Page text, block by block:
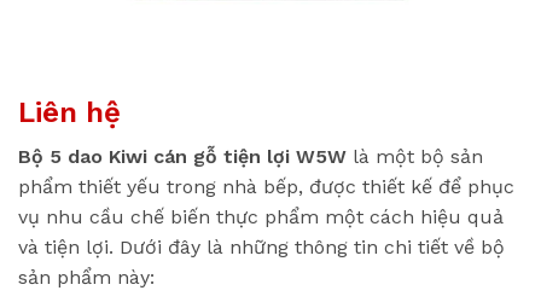
Liên hệ
Bộ 5 dao Kiwi cán gỗ tiện lợi W5W là một bộ sản
phẩm thiết yếu trong nhà bếp, được thiết kế để phục
vụ nhu cầu chế biến thực phẩm một cách hiệu quả
và tiện lợi. Dưới đây là những thông tin chi tiết về bộ
sản phẩm này: